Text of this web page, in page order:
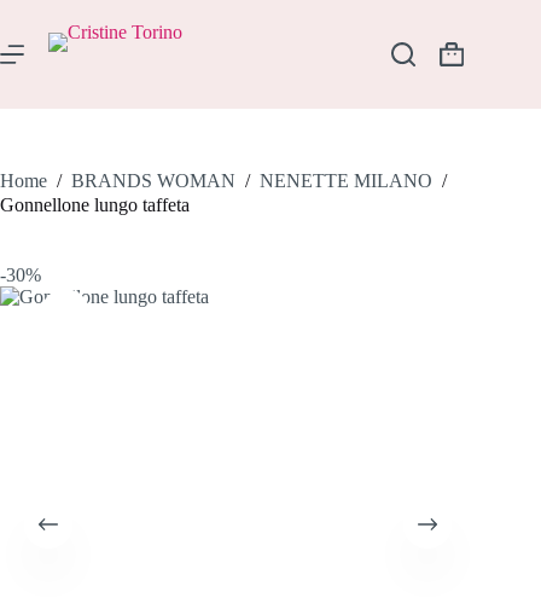
contenuto
Carrello
Home / BRANDS WOMAN / NENETTE MILANO /
Gonnellone lungo taffeta
-30%